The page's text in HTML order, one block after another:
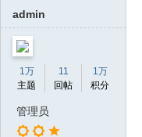
admin
1万
主题
11
回帖
1万
积分
管理员